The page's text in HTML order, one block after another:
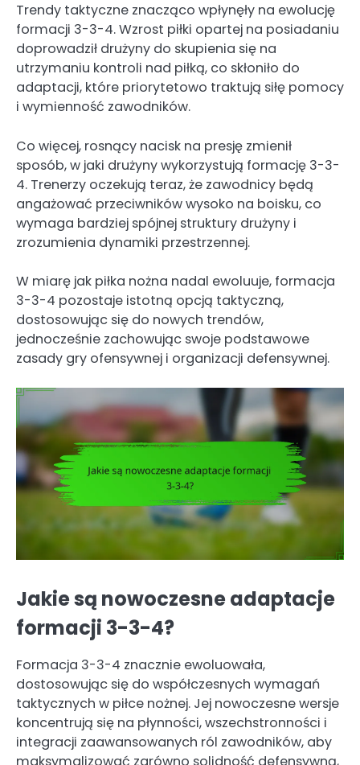
Trendy taktyczne znacząco wpłynęły na ewolucję
formacji 3-3-4. Wzrost piłki opartej na posiadaniu
doprowadził drużyny do skupienia się na
utrzymaniu kontroli nad piłką, co skłoniło do
adaptacji, które priorytetowo traktują siłę pomocy
i wymienność zawodników.
Co więcej, rosnący nacisk na presję zmienił
sposób, w jaki drużyny wykorzystują formację 3-3-
4. Trenerzy oczekują teraz, że zawodnicy będą
angażować przeciwników wysoko na boisku, co
wymaga bardziej spójnej struktury drużyny i
zrozumienia dynamiki przestrzennej.
W miarę jak piłka nożna nadal ewoluuje, formacja
3-3-4 pozostaje istotną opcją taktyczną,
dostosowując się do nowych trendów,
jednocześnie zachowując swoje podstawowe
zasady gry ofensywnej i organizacji defensywnej.
Jakie są nowoczesne adaptacje
formacji 3-3-4?
Formacja 3-3-4 znacznie ewoluowała,
dostosowując się do współczesnych wymagań
taktycznych w piłce nożnej. Jej nowoczesne wersje
koncentrują się na płynności, wszechstronności i
integracji zaawansowanych ról zawodników, aby